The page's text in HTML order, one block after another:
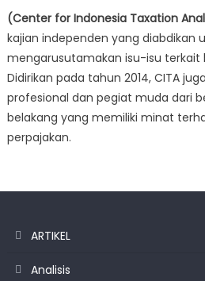
(Center for Indonesia Taxation
kajian independen yang diabdikan
mengarusutamakan isu-isu terkait
Didirikan pada tahun 2014, CITA
profesional dan pegiat muda dari
belakang yang memiliki minat
perpajakan.
ARTIKEL
Analisis